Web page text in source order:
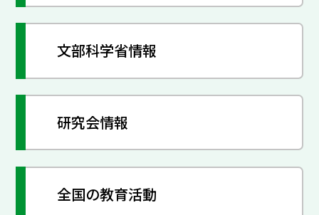
文部科学省情報
研究会情報
全国の教育活動